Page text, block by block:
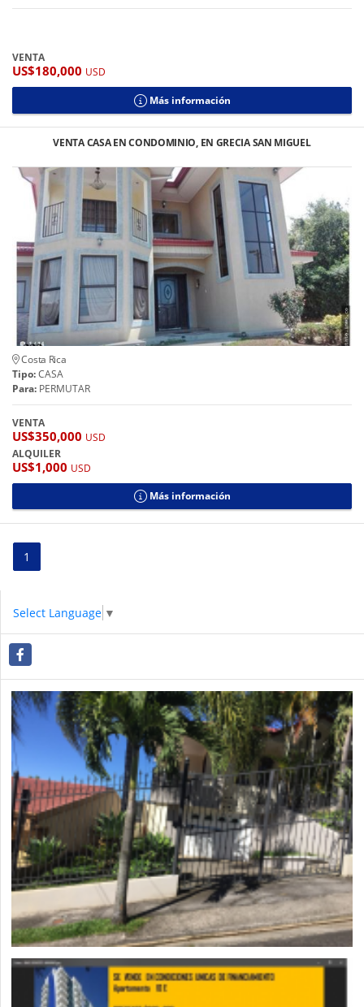
VENTA
US$180,000 USD
Más información
VENTA CASA EN CONDOMINIO, EN GRECIA SAN MIGUEL
Costa Rica
Tipo:CASA
Para: PERMUTAR
VENTA
US$350,000 USD
ALQUILER
US$1,000 USD
Más información
1
Select Language ▼
Facebook